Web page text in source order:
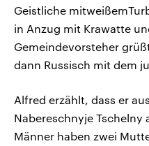
Geistliche
in Anzug mit Krawatte
Gemeindevorsteher
dann Russisch mit dem
Alfred erzählt, dass er
Nabereschnyje Tschelny
Männer haben zwei